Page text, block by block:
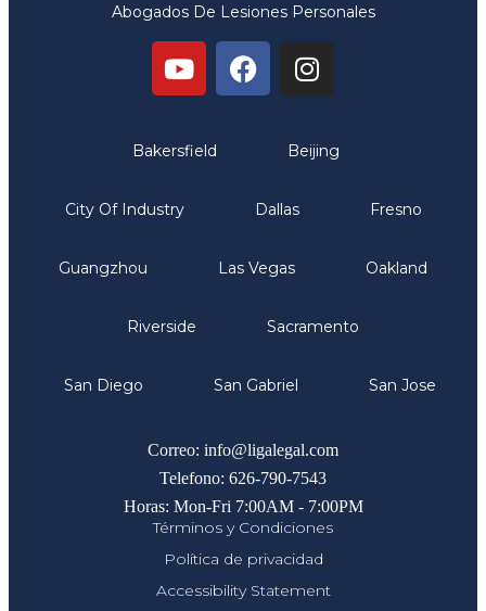
Abogados De Lesiones Personales
Bakersfield Beijing
City Of Industry Dallas Fresno
Guangzhou Las Vegas Oakland
Riverside Sacramento
San Diego San Gabriel San Jose
Correo: info@ligalegal.com
Telefono: 626-790-7543
Horas: Mon-Fri 7:00AM - 7:00PM
Términos y Condiciones
Política de privacidad
Accessibility Statement